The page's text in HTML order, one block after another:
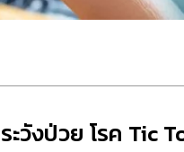
วังป่วย โรค Tic